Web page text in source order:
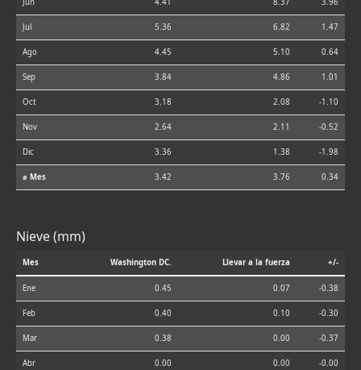
Jun 4.41 8.37 3.96
Jul 5.36 6.82 1.47
Ago 4.45 5.10 0.64
Sep 3.84 4.86 1.01
Oct 3.18 2.08 -1.10
Nov 2.64 2.11 -0.52
Dic 3.36 1.38 -1.98
⌀ Mes 3.42 3.76 0.34
Nieve (mm)
Mes Washington DC. Llevar a la fuerza +/-
Ene 0.45 0.07 -0.38
Feb 0.40 0.10 -0.30
Mar 0.38 0.00 -0.37
Abr 0.00 0.00 -0.00